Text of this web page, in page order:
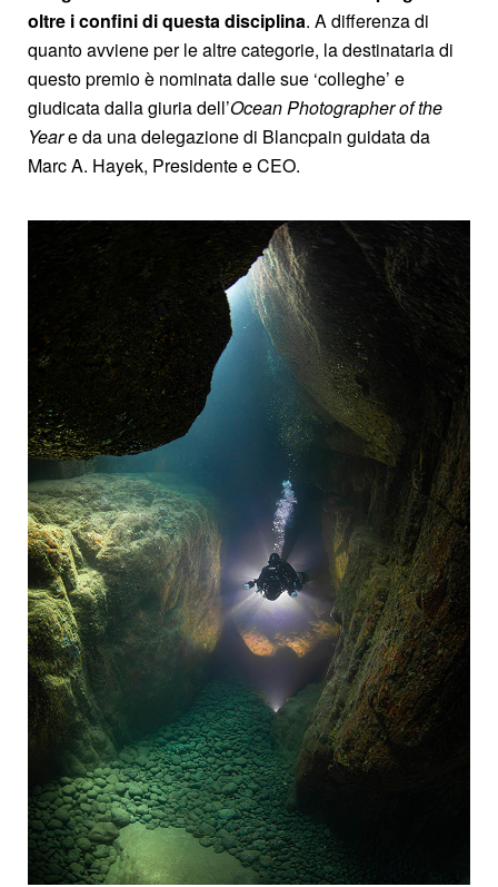
oltre i confini di questa disciplina. A differenza di
quanto avviene per le altre categorie, la destinataria di
questo premio è nominata dalle sue ‘colleghe’ e
giudicata dalla giuria dell’Ocean Photographer of the
Yeare da una delegazione di Blancpain guidata da
Marc A. Hayek, Presidente e CEO.